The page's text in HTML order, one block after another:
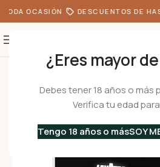
¿Eres mayor
Debes tener 18 años o más
Verifica tu edad
Tengo 18 años o másSOY
OCASIÓN DESCUENTOS DE
Cafetera de cápsulas